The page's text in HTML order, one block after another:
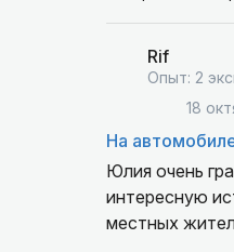
Rif
Опыт: 2
18
На
Юлия очень
интересную
местных